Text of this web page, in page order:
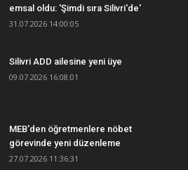
emsal oldu: 'Şimdi sıra Silivri'de'
31.07.2026 14:00:05
Silivri ADD ailesine yeni üye
09.07.2026 16:08:01
MEB'den öğretmenlere nöbet
görevinde yeni düzenleme
27.07.2026 11:36:31